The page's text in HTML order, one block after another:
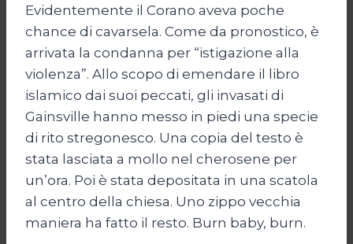
Evidentemente il Corano aveva poche
chance di cavarsela. Come da pronostico, è
arrivata la condanna per “istigazione alla
violenza”. Allo scopo di emendare il libro
islamico dai suoi peccati, gli invasati di
Gainsville hanno messo in piedi una specie
di rito stregonesco. Una copia del testo è
stata lasciata a mollo nel cherosene per
un’ora. Poi è stata depositata in una scatola
al centro della chiesa. Uno zippo vecchia
maniera ha fatto il resto. Burn baby, burn.